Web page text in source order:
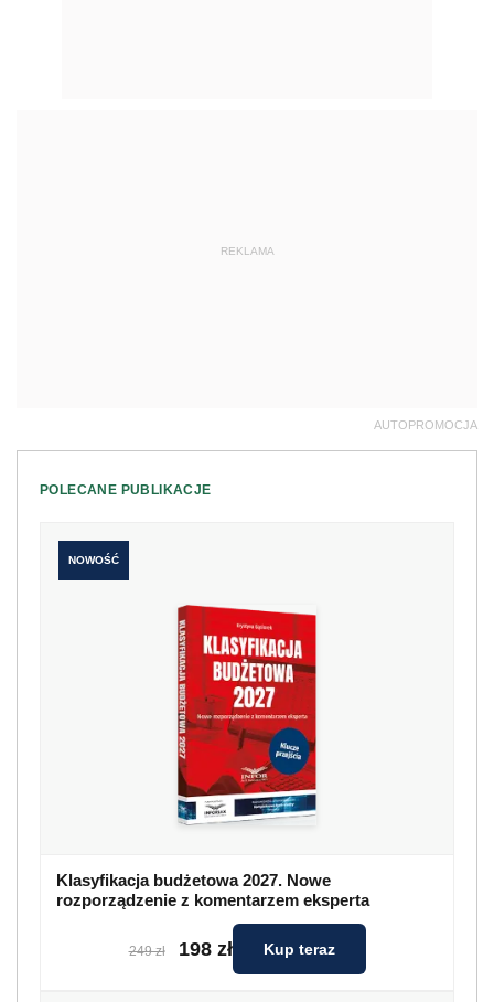
REKLAMA
AUTOPROMOCJA
POLECANE PUBLIKACJE
NOWOŚĆ
Klasyfikacja budżetowa 2027. Nowe
rozporządzenie z komentarzem eksperta
249 zł 198 zł Kup teraz